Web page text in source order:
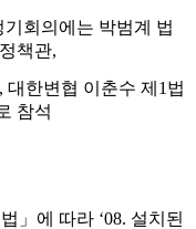
회의 에는 박범계 법
책관,
대한변협 이춘수 제 1 법
참석
」 에 따라 ‘08. 설치된